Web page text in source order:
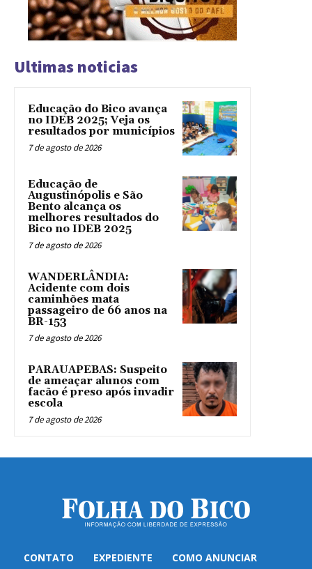
Ultimas noticias
Educação do Bico avança
no IDEB 2025; Veja os
resultados por municípios
7 de agosto de 2026
Educação de
Augustinópolis e São
Bento alcança os
melhores resultados do
Bico no IDEB 2025
7 de agosto de 2026
WANDERLÂNDIA:
Acidente com dois
caminhões mata
passageiro de 66 anos na
BR-153
7 de agosto de 2026
PARAUAPEBAS: Suspeito
de ameaçar alunos com
facão é preso após invadir
escola
7 de agosto de 2026
CONTATO EXPEDIENTE COMO ANUNCIAR